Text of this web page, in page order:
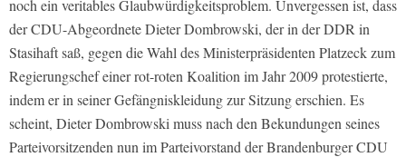
noch ein veritables Glaubwürdigkeitsproblem. Unvergessen ist, dass
der CDU-Abgeordnete Dieter Dombrowski, der in der DDR in
Stasihaft saß, gegen die Wahl des Ministerpräsidenten Platzeck zum
Regierungschef einer rot-roten Koalition im Jahr 2009 protestierte,
indem er in seiner Gefängniskleidung zur Sitzung erschien. Es
scheint, Dieter Dombrowski muss nach den Bekundungen seines
Parteivorsitzenden nun im Parteivorstand der Brandenburger CDU